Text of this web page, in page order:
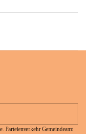
Parteienverkehr Gemeindeamt